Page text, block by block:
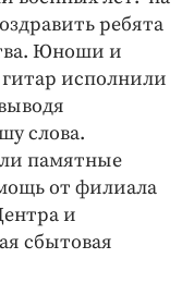
ребята
Юноши и
исполнили
слова.
памятные
от филиала
и
сбытовая